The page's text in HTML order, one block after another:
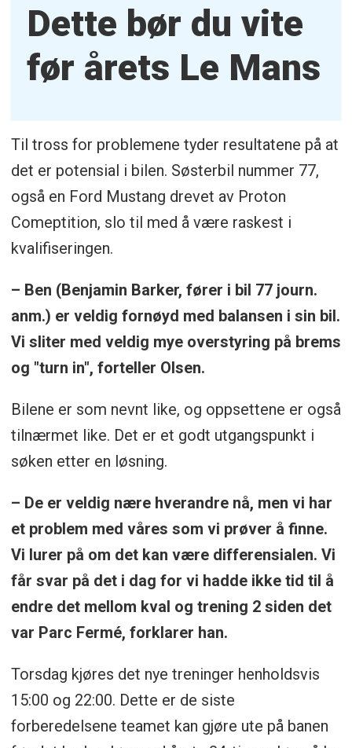
Dette bør du vite
før årets Le Mans
Til tross for problemene tyder resultatene på at
det er potensial i bilen. Søsterbil nummer 77,
også en Ford Mustang drevet av Proton
Comeptition, slo til med å være raskest i
kvalifiseringen.
– Ben (Benjamin Barker, fører i bil 77 journ.
anm.) er veldig fornøyd med balansen i sin bil.
Vi sliter med veldig mye overstyring på brems
og "turn in", forteller Olsen.
Bilene er som nevnt like, og oppsettene er også
tilnærmet like. Det er et godt utgangspunkt i
søken etter en løsning.
– De er veldig nære hverandre nå, men vi har
et problem med våres som vi prøver å finne.
Vi lurer på om det kan være differensialen. Vi
får svar på det i dag for vi hadde ikke tid til å
endre det mellom kval og trening 2 siden det
var Parc Fermé, forklarer han.
Torsdag kjøres det nye treninger henholdsvis
15:00 og 22:00. Dette er de siste
forberedelsene teamet kan gjøre ute på banen